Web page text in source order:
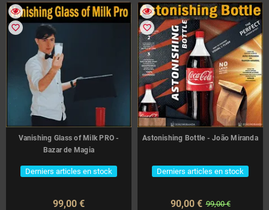
favorite_border
Vanishing Glass of Milk PRO -
Bazar de Magia
Derniers articles en stock
99,00 €
favorite_border
Astonishing Bottle - João Miranda
Derniers articles en stock
90,00 € 99,00 €